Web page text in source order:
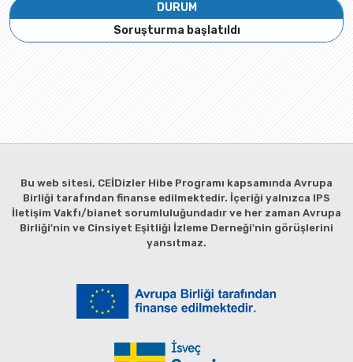
DURUM
Soruşturma başlatıldı
Bu web sitesi, CEİDizler Hibe Programı kapsamında Avrupa
Birliği tarafından finanse edilmektedir. İçeriği yalnızca IPS
İletişim Vakfı/bianet sorumluluğundadır ve her zaman Avrupa
Birliği'nin ve Cinsiyet Eşitliği İzleme Derneği'nin görüşlerini
yansıtmaz.